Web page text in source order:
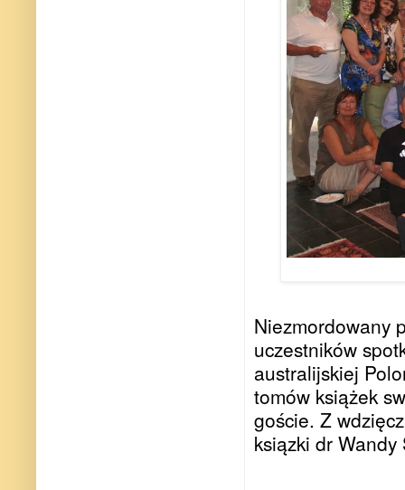
Niezmordowany
uczestników
australijskiej
tomów książek
goście. Z
ksiązki dr